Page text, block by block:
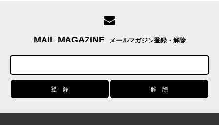
MAIL MAGAZINE メールマガジン登録・解除